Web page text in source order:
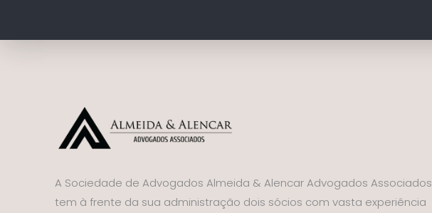
A Sociedade de Advogados Almeida & Alencar Advogados Associados
tem à frente da sua administração dois sócios com vasta experiência